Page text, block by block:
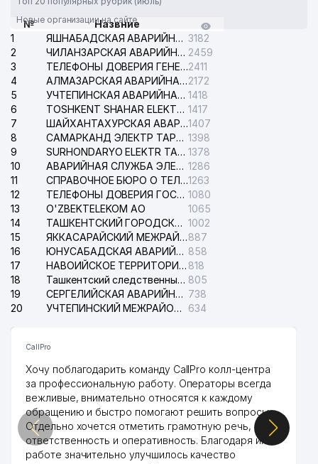
Новые организации на сайте
№
Назвние
1
ЯШНАБАДСКАЯ АВАРИЙНАЯ СЛУЖБА ЭЛЕКТРОСЕТИ 3182
2
ЧИЛАНЗАРСКАЯ АВАРИЙНАЯ СЛУЖБА ЭЛЕКТРОСЕТИ 2459
3
ТЕЛЕФОНЫ ДОВЕРИЯ ГЕНЕРАЛЬНОЙ ПРОКУРАТУРЫ РЕСПУБЛИКИ УЗБЕКИСТАН2411
4
АЛМАЗАРСКАЯ АВАРИЙНАЯ СЛУЖБА ЭЛЕКТРОСЕТИ2172
5
УЧТЕПИНСКАЯ АВАРИЙНАЯ СЛУЖБА ЭЛЕКТРОСЕТИ 1418
6
TOSHKENT SHAHAR ELEKTR TARMOQLARI KORXONASI АО 1417
7
ШАЙХАНТАХУРСКАЯ АВАРИЙНАЯ СЛУЖБА ЭЛЕКТРОСЕТИ1407
8
САМАРКАНД ЭЛЕКТР ТАРМОКЛАРИ АО 1398
9
SURHONDARYO ELEKTR TARMOKLARI АО 1378
10
АВАРИЙНАЯ СЛУЖБА ЭЛЕКТРОСЕТИ ТАШКЕНТСКОГО РАЙОНА 1286
11
СПРАВОЧНОЕ БЮРО О ТЕЛЕФОНАХ ОРГАНИЗАЦИЙ г. ТАШКЕНТА1263
12
ТЕЛЕФОНЫ ДОВЕРИЯ ГОСУДАРСТВЕННОГО ЦЕНТРА ТЕСТИРОВАНИЯ 1080
13
O'ZBEKTELEKOM АО
1065
14
ТАШКЕНТСКИЙ ГОРОДСКОЙ СУД ПО ГРАЖДАНСКИМ ДЕЛАМ 1002
15
ЯККАСАРАЙСКИЙ МЕЖРАЙОННЫЙ СУД ПО ГРАЖДАНСКИМ ДЕЛАМ887
16
ЮНУСАБАДСКАЯ АВАРИЙНАЯ СЛУЖБА ЭЛЕКТРОСЕТИ 858
17
НАВОИЙСКОЕ ТЕРРИТОРИАЛЬНОЕ ПРЕДПРИЯТИЕ ЭЛЕКТРОСЕТИ АО 818
18
Ташкентский следственный изолятор 805
19
СЕРГЕЛИЙСКАЯ АВАРИЙНАЯ СЛУЖБА ЭЛЕКТРОСЕТИ 738
20
УЧТЕПИНСКИЙ МЕЖРАЙОННЫЙ СУД ПО ГРАЖДАНСКИМ ДЕЛАМ 634
CallPro
Хочу поблагодарить команду CallPro колл-центра
за профессиональную работу. Операторы всегда
вежливые, внимательно относятся к каждому
обращению и быстро помогают решить вопросы.
Отдельно хочется отметить грамотную речь,
ответственность и оперативность. Благодаря их
работе значительно улучшилось качество